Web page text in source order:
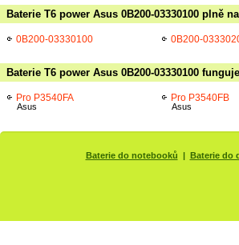
Baterie T6 power Asus 0B200-03330100 plně
0B200-03330100 0B200-
Baterie T6 power Asus 0B200-03330100
Pro P3540FA
Asus
Pro P3540FB
Asus
Baterie do notebooků | Baterie do